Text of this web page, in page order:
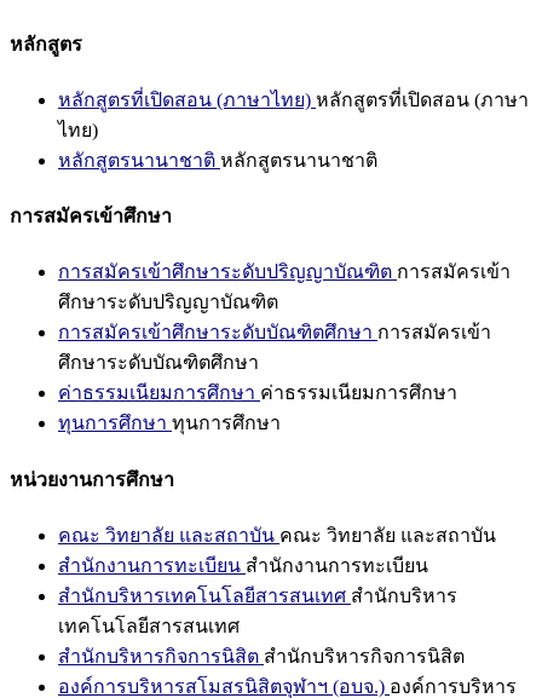
หลักสูตร
หลักสูตรที่เปิดสอน (ภาษาไทย) หลักสูตรที่เปิดสอน (ภาษา
ไทย)
หลักสูตรนานาชาติ หลักสูตรนานาชาติ
การสมัครเข้าศึกษา
การสมัครเข้าศึกษาระดับปริญญาบัณฑิต การสมัครเข้า
ศึกษาระดับปริญญาบัณฑิต
การสมัครเข้าศึกษาระดับบัณฑิตศึกษา การสมัครเข้า
ศึกษาระดับบัณฑิตศึกษา
ค่าธรรมเนียมการศึกษา ค่าธรรมเนียมการศึกษา
ทุนการศึกษา ทุนการศึกษา
หน่วยงานการศึกษา
คณะ วิทยาลัย และสถาบัน คณะ วิทยาลัย และสถาบัน
สำนักงานการทะเบียน สำนักงานการทะเบียน
สำนักบริหารเทคโนโลยีสารสนเทศ สำนักบริหาร
เทคโนโลยีสารสนเทศ
สำนักบริหารกิจการนิสิต สำนักบริหารกิจการนิสิต
องค์การบริหารสโมสรนิสิตจุฬาฯ (อบจ.) องค์การบริหาร